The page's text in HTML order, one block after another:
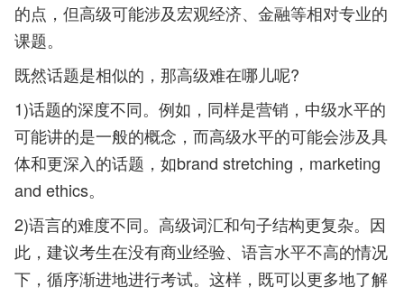
的点，但高级可能涉及宏观经济、金融等相对专业的
课题。
既然话题是相似的，那高级难在哪儿呢?
1)话题的深度不同。例如，同样是营销，中级水平的
可能讲的是一般的概念，而高级水平的可能会涉及具
体和更深入的话题，如brand stretching，marketing
and ethics。
2)语言的难度不同。高级词汇和句子结构更复杂。因
此，建议考生在没有商业经验、语言水平不高的情况
下，循序渐进地进行考试。这样，既可以更多地了解